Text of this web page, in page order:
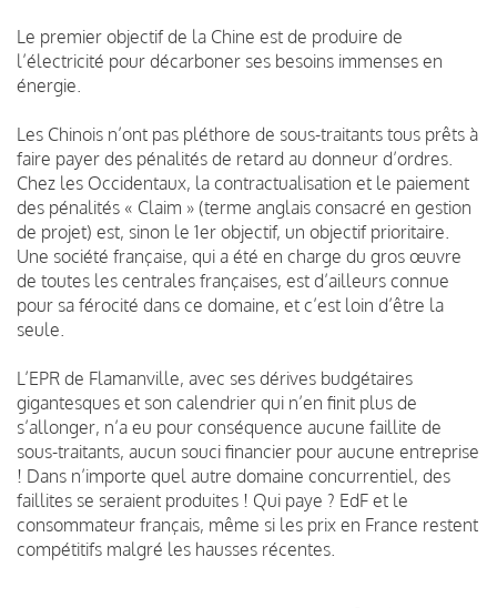
Le premier objectif de la Chine est de produire de
l’électricité pour décarboner ses besoins immenses en
énergie.
Les Chinois n’ont pas pléthore de sous-traitants tous prêts à
faire payer des pénalités de retard au donneur d’ordres.
Chez les Occidentaux, la contractualisation et le paiement
des pénalités « Claim » (terme anglais consacré en gestion
de projet) est, sinon le 1er objectif, un objectif prioritaire.
Une société française, qui a été en charge du gros œuvre
de toutes les centrales françaises, est d’ailleurs connue
pour sa férocité dans ce domaine, et c’est loin d’être la
seule.
L’EPR de Flamanville, avec ses dérives budgétaires
gigantesques et son calendrier qui n’en finit plus de
s’allonger, n’a eu pour conséquence aucune faillite de
sous-traitants, aucun souci financier pour aucune entreprise
! Dans n’importe quel autre domaine concurrentiel, des
faillites se seraient produites ! Qui paye ? EdF et le
consommateur français, même si les prix en France restent
compétitifs malgré les hausses récentes.